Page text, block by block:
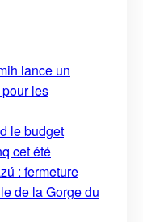
lance un
les
le budget
cet été
: fermeture
de la Gorge du